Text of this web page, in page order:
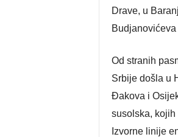
Drave, u
Od stranih
Srbije došla u
Đakova i
susolska,
Izvorne linije